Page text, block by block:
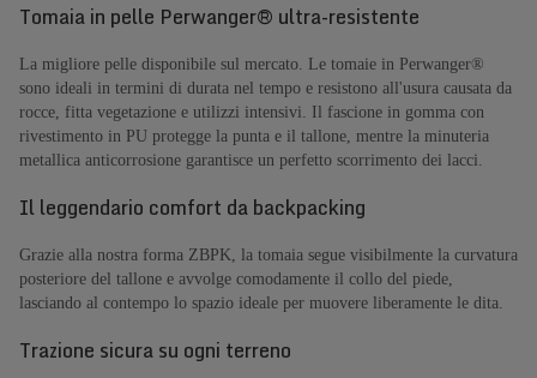
Tomaia in pelle Perwanger® ultra-resistente
La migliore pelle disponibile sul mercato. Le tomaie in Perwanger®
sono ideali in termini di durata nel tempo e resistono all'usura causata da
rocce, fitta vegetazione e utilizzi intensivi. Il fascione in gomma con
rivestimento in PU protegge la punta e il tallone, mentre la minuteria
metallica anticorrosione garantisce un perfetto scorrimento dei lacci.
Il leggendario comfort da backpacking
Grazie alla nostra forma ZBPK, la tomaia segue visibilmente la curvatura
posteriore del tallone e avvolge comodamente il collo del piede,
lasciando al contempo lo spazio ideale per muovere liberamente le dita.
Trazione sicura su ogni terreno